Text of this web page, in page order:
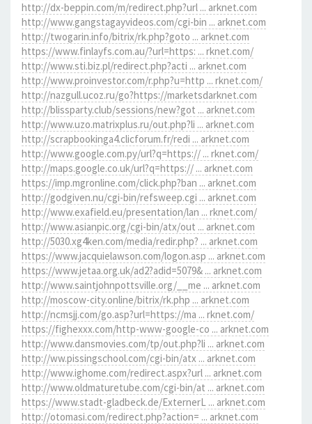
http://dx-beppin.com/m/redirect.php?url ... arknet.com
http://www.gangstagayvideos.com/cgi-bin ... arknet.com
http://twogarin.info/bitrix/rk.php?goto ... arknet.com
https://www.finlayfs.com.au/?url=https: ... rknet.com/
http://www.sti.biz.pl/redirect.php?acti ... arknet.com
http://www.proinvestor.com/r.php?u=http ... rknet.com/
http://nazgull.ucoz.ru/go?https://marketsdarknet.com
http://blissparty.club/sessions/new?got ... arknet.com
http://www.uzo.matrixplus.ru/out.php?li ... arknet.com
http://scrapbookinga4.clicforum.fr/redi ... arknet.com
http://www.google.com.py/url?q=https:// ... rknet.com/
http://maps.google.co.uk/url?q=https:// ... arknet.com
https://imp.mgronline.com/click.php?ban ... arknet.com
http://godgiven.nu/cgi-bin/refsweep.cgi ... arknet.com
http://www.exafield.eu/presentation/lan ... rknet.com/
http://www.asianpic.org/cgi-bin/atx/out ... arknet.com
http://5030.xg4ken.com/media/redir.php? ... arknet.com
https://www.jacquielawson.com/logon.asp ... arknet.com
https://www.jetaa.org.uk/ad2?adid=5079& ... arknet.com
http://www.saintjohnpottsville.org/__me ... arknet.com
http://moscow-city.online/bitrix/rk.php ... arknet.com
http://ncmsjj.com/go.asp?url=https://ma ... rknet.com/
https://fighexxx.com/http-www-google-co ... arknet.com
http://www.dansmovies.com/tp/out.php?li ... arknet.com
http://ww.pissingschool.com/cgi-bin/atx ... arknet.com
http://www.ighome.com/redirect.aspx?url ... arknet.com
http://www.oldmaturetube.com/cgi-bin/at ... arknet.com
https://www.stadt-gladbeck.de/ExternerL ... arknet.com
http://otomasi.com/redirect.php?action= ... arknet.com